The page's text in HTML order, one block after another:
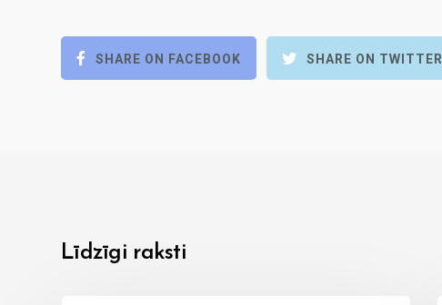
SHARE ON FACEBOOK SHARE ON TWITTER
Līdzīgi raksti